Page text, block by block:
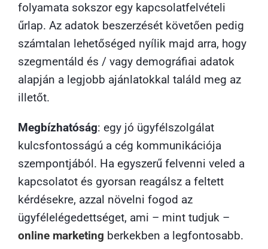
folyamata sokszor egy kapcsolatfelvételi
űrlap. Az adatok beszerzését követően pedig
számtalan lehetőséged nyílik majd arra, hogy
szegmentáld és / vagy demográfiai adatok
alapján a legjobb ajánlatokkal találd meg az
illetőt.
Megbízhatóság: egy jó ügyfélszolgálat
kulcsfontosságú a cég kommunikációja
szempontjából. Ha egyszerű felvenni veled a
kapcsolatot és gyorsan reagálsz a feltett
kérdésekre, azzal növelni fogod az
ügyfélelégedettséget, ami – mint tudjuk –
online marketing berkekben a legfontosabb.